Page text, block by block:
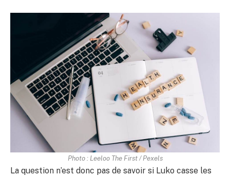
Photo : Leeloo The First / Pexels
La question n’est donc pas de savoir si Luko casse les